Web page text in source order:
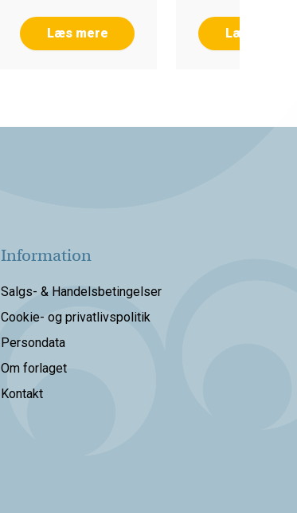
Læs mere Læs mere
Information
Salgs- & Handelsbetingelser
Cookie- og privatlivspolitik
Persondata
Om forlaget
Kontakt